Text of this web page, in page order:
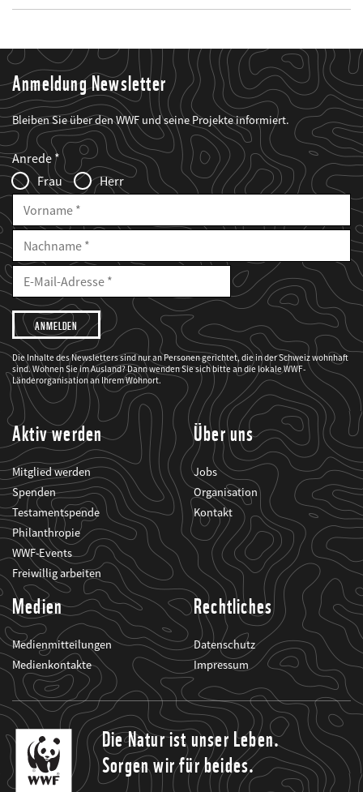
Anmeldung Newsletter
Bleiben Sie über den WWF und seine Projekte informiert.
Web2Case
Infofelder
Fieldset
anrede_name
Anrede
Frau
Herr
Vorname
Nachname
E-
Mailadresse
E-
Adresse
Ich
möchte,
dass
der
WWF
mich
über
seine
Projekte
informiert.
Die Inhalte des Newsletters sind nur an Personen gerichtet, die in der Schweiz wohnhaft
sind. Wohnen Sie im Ausland? Dann wenden Sie sich bitte an die lokale WWF-
Länderorganisation an Ihrem Wohnort.
Aktiv werden
Mitglied werden
Spenden
Testamentspende
Philanthropie
WWF-Events
Freiwillig arbeiten
Über uns
Jobs
Organisation
Kontakt
Medien
Medienmitteilungen
Medienkontakte
Rechtliches
Datenschutz
Impressum
Die Natur ist unser Leben.
Sorgen wir für beides.